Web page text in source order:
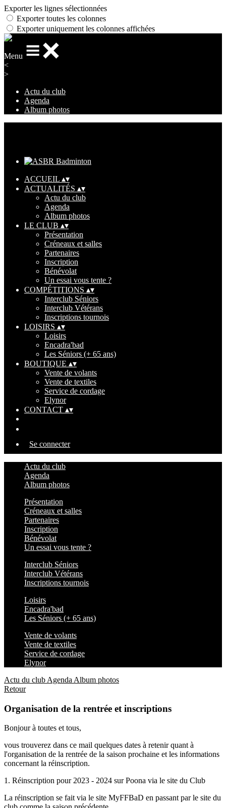
Exporter les lignes sélectionnées
Exporter toutes les colonnes
Exporter uniquement les colonnes affichées
Menu
<
>
Actu du club
Agenda
Album photos
ACCUEIL ▴▾
ACTUALITÉS ▴▾
Actu du club
Agenda
Album photos
LE CLUB ▴▾
Présentation
Créneaux et salles
Partenaires
Inscription
Bénévolat
Un essai vous tente ?
COMPÉTITIONS ▴▾
Interclub Séniors
Interclub Vétérans
Inscriptions tournois
LOISIRS ▴▾
Loisirs
Encadra'bad
Les Séniors (+ 65 ans)
BOUTIQUE ▴▾
Vente de volants
Vente de textiles
Service de cordage
Elynor
CONTACT ▴▾
Se connecter
Actu du club
Agenda
Album photos
Présentation
Créneaux et salles
Partenaires
Inscription
Bénévolat
Un essai vous tente ?
Interclub Séniors
Interclub Vétérans
Inscriptions tournois
Loisirs
Encadra'bad
Les Séniors (+ 65 ans)
Vente de volants
Vente de textiles
Service de cordage
Elynor
Actu du club Agenda Album photos
Retour
Organisation de la rentrée et inscriptions
Bonjour à toutes et tous,
vous trouverez dans ce mail quelques dates à retenir quant à
l'organisation de la rentrée de la saison prochaine et les informations
concernant la réinscription.
1. Réinscription pour 2023 - 2024 sur Poona via le site du Club
La réinscription se fait via le site MyFFBaD en passant par le site du